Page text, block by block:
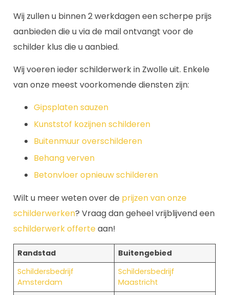
Wij zullen u binnen 2 werkdagen een scherpe prijs
aanbieden die u via de mail ontvangt voor de
schilder klus die u aanbied.
Wij voeren ieder schilderwerk in Zwolle uit. Enkele
van onze meest voorkomende diensten zijn:
Gipsplaten sauzen
Kunststof kozijnen schilderen
Buitenmuur overschilderen
Behang verven
Betonvloer opnieuw schilderen
Wilt u meer weten over de prijzen van onze
schilderwerken? Vraag dan geheel vrijblijvend een
schilderwerk offerteaan!
Randstad
Buitengebied
Schildersbedrijf
Amsterdam
Schildersbedrijf
Maastricht